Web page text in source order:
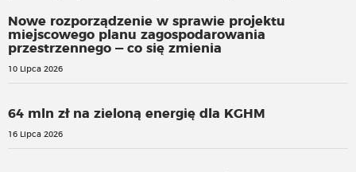
Nowe rozporządzenie w sprawie projektu
miejscowego planu zagospodarowania
przestrzennego — co się zmienia
10 Lipca 2026
64 mln zł na zieloną energię dla KGHM
16 Lipca 2026